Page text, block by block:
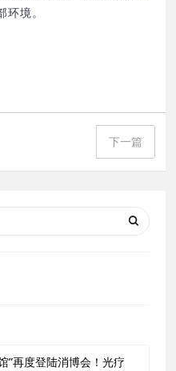
环境。
下一篇
”再度登陆消博会！光疗